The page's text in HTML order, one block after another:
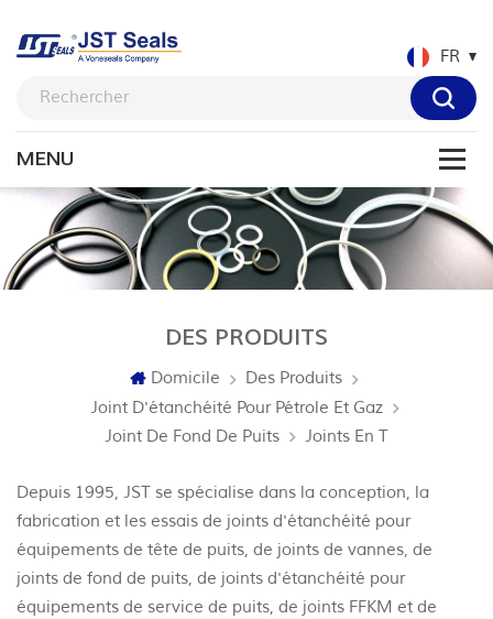
FR
DES PRODUITS
Domicile
Des Produits
Joint D'étanchéité Pour Pétrole Et Gaz
Joint De Fond De Puits
Joints En T
Depuis 1995, JST se spécialise dans la conception, la
fabrication et les essais de joints d'étanchéité pour
équipements de tête de puits, de joints de vannes, de
joints de fond de puits, de joints d'étanchéité pour
équipements de service de puits, de joints FFKM et de